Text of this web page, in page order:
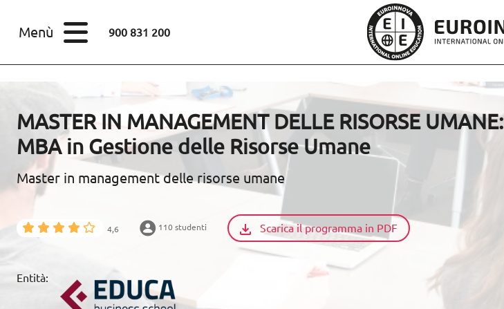
Menù 900 831 200
STUDI
SCOPRI EUROINNOVA
CONTACTO
MASTER IN MANAGEMENT DELLE RISORSE UMANE:
MBA in Gestione delle Risorse Umane
Master in management delle risorse umane
4,6 110 studenti Scarica il programma in PDF
Entità: